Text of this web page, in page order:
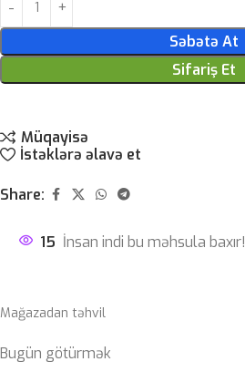
Səbətə At
Sifariş Et
Müqayisə
İstəklərə əlavə et
Share:
15 İnsan indi bu məhsula baxır!
Mağazadan təhvil
Bugün götürmək